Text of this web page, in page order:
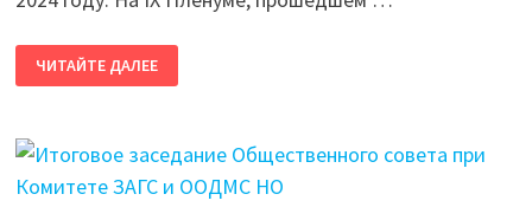
ПЛЕНУМ
ПРОФСОЮЗА
ЧИТАЙТЕ ДАЛЕЕ